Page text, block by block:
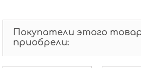
Покупатели этого
приобрели: